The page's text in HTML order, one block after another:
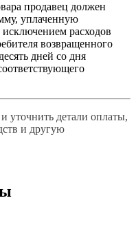
продавец должен
уплаченную
исключением расходов
возвращенного
дней со дня
уточнить детали оплаты,
и другую